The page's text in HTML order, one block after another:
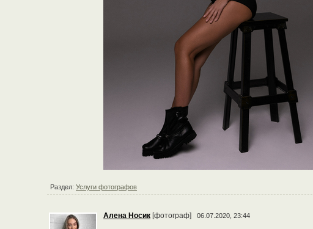
Раздел: Услуги фотографов
Алена Носик [фотограф] 06.07.2020, 23:44